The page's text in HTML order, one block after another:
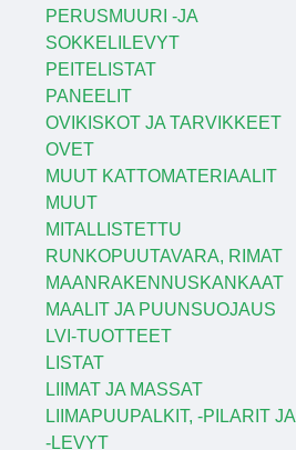
PERUSMUURI -JA
SOKKELILEVYT
PEITELISTAT
PANEELIT
OVIKISKOT JA TARVIKKEET
OVET
MUUT KATTOMATERIAALIT
MUUT
MITALLISTETTU
RUNKOPUUTAVARA, RIMAT
MAANRAKENNUSKANKAAT
MAALIT JA PUUNSUOJAUS
LVI-TUOTTEET
LISTAT
LIIMAT JA MASSAT
LIIMAPUUPALKIT, -PILARIT JA
-LEVYT